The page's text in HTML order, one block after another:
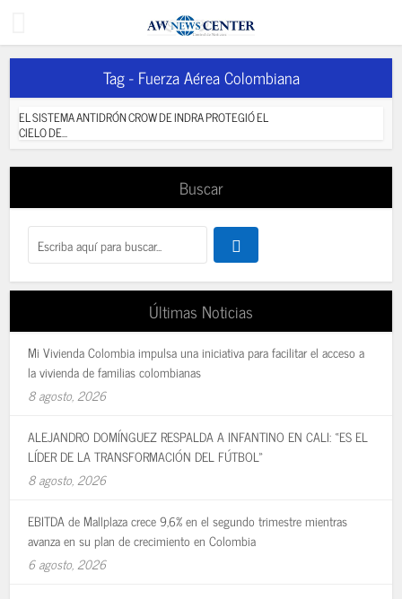
Tag - Fuerza Aérea Colombiana
EL SISTEMA ANTIDRÓN CROW DE INDRA PROTEGIÓ EL
CIELO DE...
Buscar
Últimas Noticias
Mi Vivienda Colombia impulsa una iniciativa para facilitar el acceso a
la vivienda de familias colombianas
8 agosto, 2026
ALEJANDRO DOMÍNGUEZ RESPALDA A INFANTINO EN CALI: «ES EL
LÍDER DE LA TRANSFORMACIÓN DEL FÚTBOL»
8 agosto, 2026
EBITDA de Mallplaza crece 9,6% en el segundo trimestre mientras
avanza en su plan de crecimiento en Colombia
6 agosto, 2026